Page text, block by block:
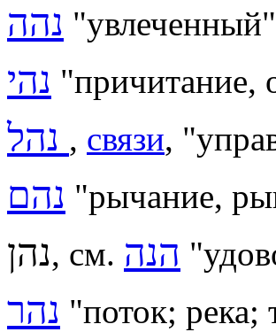
נהה "увлеченный"
נהי "причитание,
, связи,
נהם "рычание,
נהן, см. הנה
נהר "поток; река;